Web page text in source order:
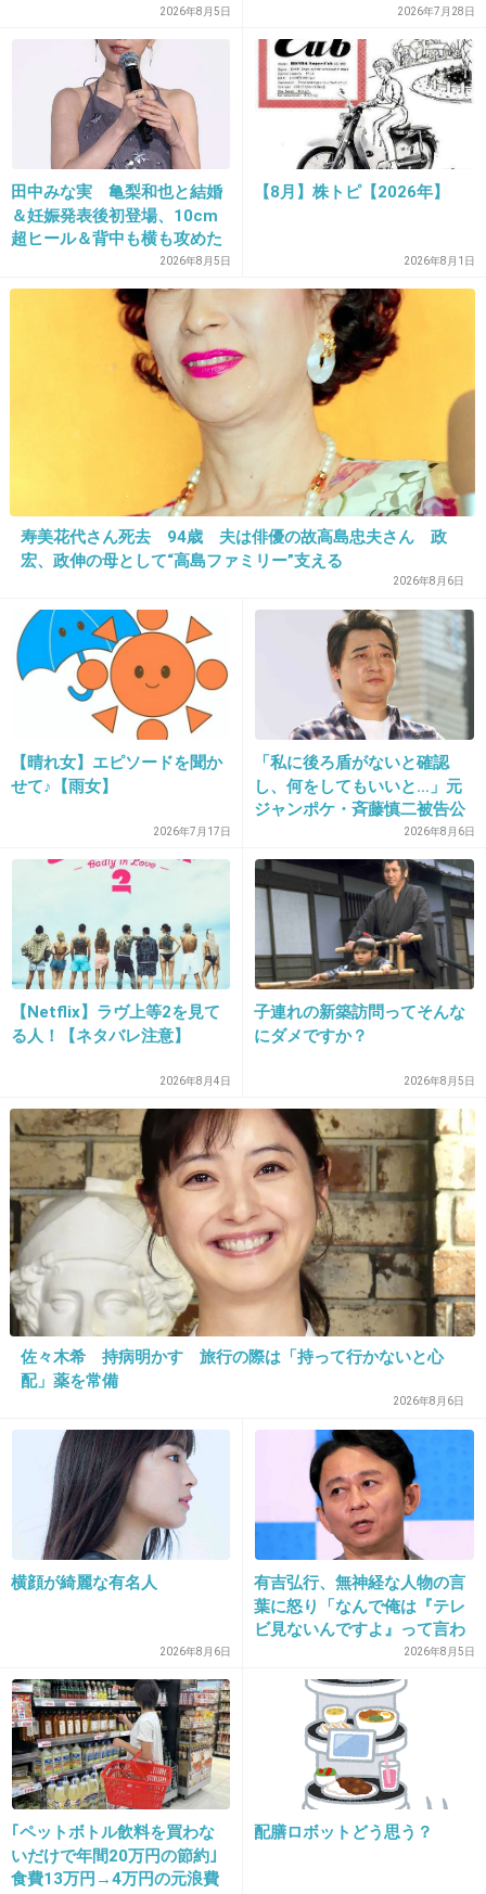
2016/03/11(金) 11:30:16
イヤ、無理があるわ
あのラインが残っている以上ね
-27
2016/03/11(金) 11:30:18
コレでも喰へ！
+442 -72
2016/03/11(金) 11:30:23
ハーフなんて履いて捨てるほどいるだろ
-52
2016/03/11(金) 11:30:30
復帰狙いの庇護記事おなかいっぱいです
+611 -32
2016/03/11(金) 11:30:41
お正月に実家へ行ったり
ラインでのやり取りで
みんなを怒らせたんだよ
+761
25. 匿名 2016/03/11(金) 11:30:51
ホント、芸能界なんてクスリやろうが不倫やろ
うが、戻って活動できる世界だよ。
それこそ、殺人以外はオッケーじゃない？
-29
26. 匿名2016/03/11(金) 11:31:01
まーたベッキー上げ(笑)
27. 匿名2016/03/11(金) 11:31:19
友達で押し通した手前、何て言って会見するの
+492 -22
28. 匿名2016/03/11(金) 11:31:20
芸能プロダクションマネージャーwww
いろんな方向から復帰作戦出して来るなぁw
反省していない証拠だよ
2026年8月5日 2026年7月28日
田中みな実 亀梨和也と結婚
＆妊娠発表後初登場、10cm
超ヒール＆背中も横も攻めた
ドレスで祝福に笑顔「ありが
とうございます」おなかふっ
2026年8月5日
【8月】株トピ【2026年】
2026年8月1日
寿美花代さん死去 94歳 夫は俳優の故高島忠夫さん 政
宏、政伸の母として“高島ファミリー”支える
2026年8月6日
【晴れ女】エピソードを聞か
せて♪【雨女】
2026年7月17日
「私に後ろ盾がないと確認
し、何をしてもいいと…」元
ジャンポケ・斉藤慎二被告公
2026年8月6日
【Netflix】ラヴ上等2を見て
る人！【ネタバレ注意】
2026年8月4日
子連れの新築訪問ってそんな
にダメですか？
2026年8月5日
佐々木希 持病明かす 旅行の際は「持って行かないと心
配」薬を常備
2026年8月6日
横顔が綺麗な有名人
2026年8月6日
有吉弘行、無神経な人物の言
葉に怒り「なんで俺は『テレ
ビ見ないんですよ』って言わ
れなきゃいけないの？ふざけ
やがって」
2026年8月5日
｢ペットボトル飲料を買わな
いだけで年間20万円の節約｣
食費13万円→4万円の元浪費
配膳ロボットどう思う？